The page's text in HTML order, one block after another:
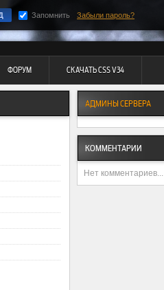
Запомнить Забыли пароль?
ФОРУМ СКАЧАТЬ CSS V34
АДМИНЫ СЕРВЕРА
КОММЕНТАРИИ
Нет комментариев...